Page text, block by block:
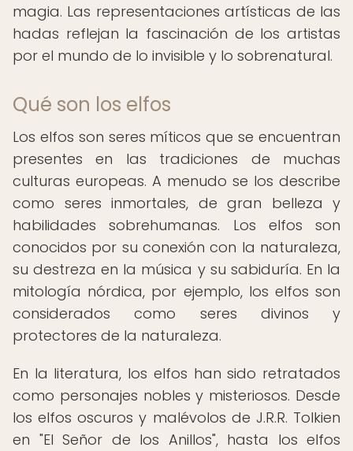
magia. Las representaciones artísticas de las
hadas reflejan la fascinación de los artistas
por el mundo de lo invisible y lo sobrenatural.
Qué son los elfos
Los elfos son seres míticos que se encuentran
presentes en las tradiciones de muchas
culturas europeas. A menudo se los describe
como seres inmortales, de gran belleza y
habilidades sobrehumanas. Los elfos son
conocidos por su conexión con la naturaleza,
su destreza en la música y su sabiduría. En la
mitología nórdica, por ejemplo, los elfos son
considerados como seres divinos y
protectores de la naturaleza.
En la literatura, los elfos han sido retratados
como personajes nobles y misteriosos. Desde
los elfos oscuros y malévolos de J.R.R. Tolkien
en "El Señor de los Anillos", hasta los elfos